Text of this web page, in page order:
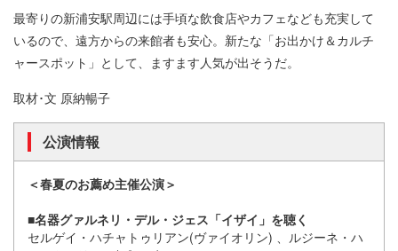
最寄りの新浦安駅周辺には手頃な飲食店やカフェなども充実して
いるので、遠方からの来館者も安心。新たな「お出かけ＆カルチ
ャースポット」として、ますます人気が出そうだ。
取材･文 原納暢子
公演情報
＜春夏のお薦め主催公演＞
■名器グァルネリ・デル・ジェス「イザイ」を聴く
セルゲイ・ハチャトゥリアン(ヴァイオリン) 、ルジーネ・ハ